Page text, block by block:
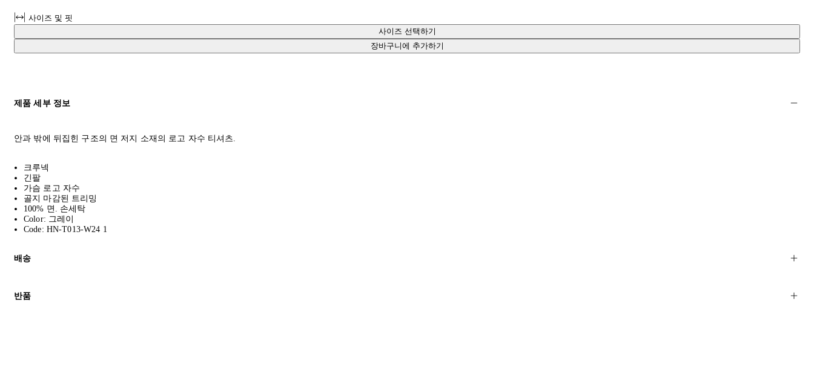
사이즈 및 핏
사이즈 선택하기
장바구니에 추가하기
제품 세부 정보
안과 밖에 뒤집힌 구조의 면 저지 소재의 로고 자수 티셔츠.
크루넥
긴팔
가슴 로고 자수
골지 마감된 트리밍
100% 면. 손세탁
Color: 그레이
Code: HN-T013-W24 1
배송
고객님의 위치에 따라 일반 배송과 익스프레스 배송을 제공합니다.
반품